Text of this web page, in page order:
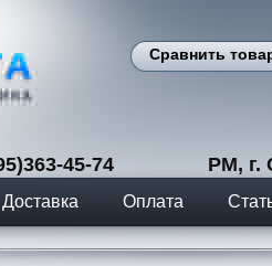
Сравнить
45-74 РМ, г.
Доставка Оплата